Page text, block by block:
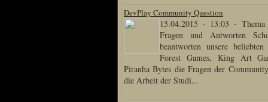
DevPlay Community Question
15.04.2015 - 13:03 -
Fragen und Antworten
beantworten unsere
Forest Games, King Art
Piranha Bytes die Fragen der
die Arbeit der Studi...